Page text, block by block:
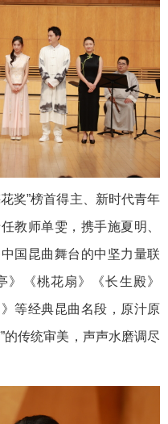
奖”榜首得主、新时代青年
教师单雯，携手施夏明、
国昆曲舞台的中坚力量联
《桃花扇》《长生殿》
等经典昆曲名段，原汁原
的传统审美，声声水磨调尽